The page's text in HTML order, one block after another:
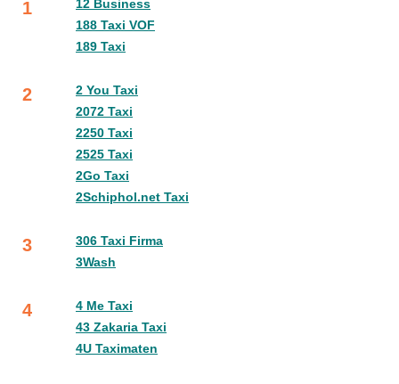
1
12 Business
188 Taxi VOF
189 Taxi
2
2 You Taxi
2072 Taxi
2250 Taxi
2525 Taxi
2Go Taxi
2Schiphol.net Taxi
3
306 Taxi Firma
3Wash
4
4 Me Taxi
43 Zakaria Taxi
4U Taximaten